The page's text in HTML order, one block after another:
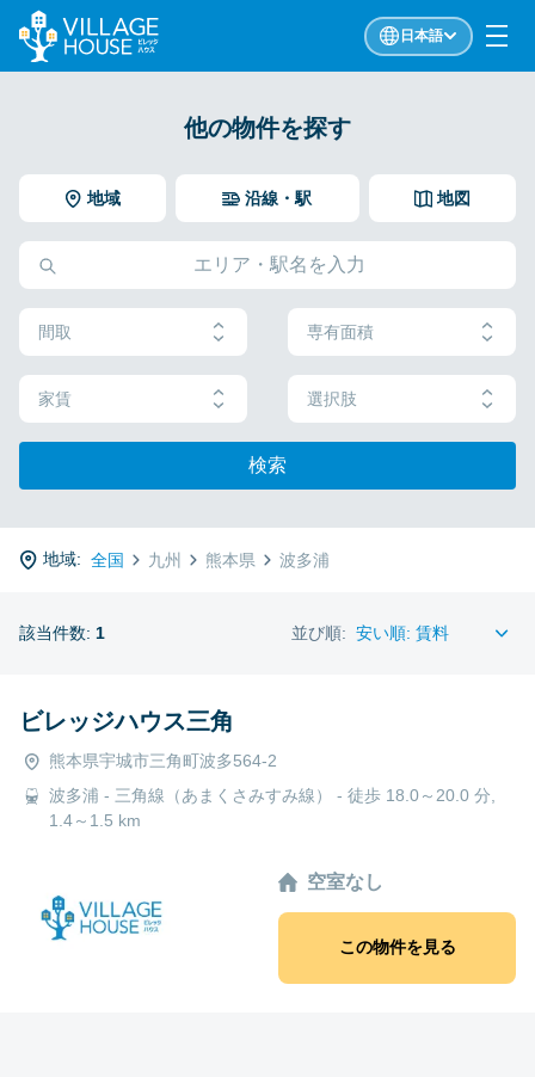
日本語
他の物件を探す
地域 地図
沿線・駅
間取 専有面積
家賃 選択肢
検索
地域: 全国 九州 熊本県 波多浦
該当件数: 1 並び順:
ビレッジハウス三角
熊本県宇城市三角町波多564-2
波多浦 - 三角線（あまくさみすみ線） - 徒歩 18.0～20.0 分,
1.4～1.5 km
空室なし
この物件を見る